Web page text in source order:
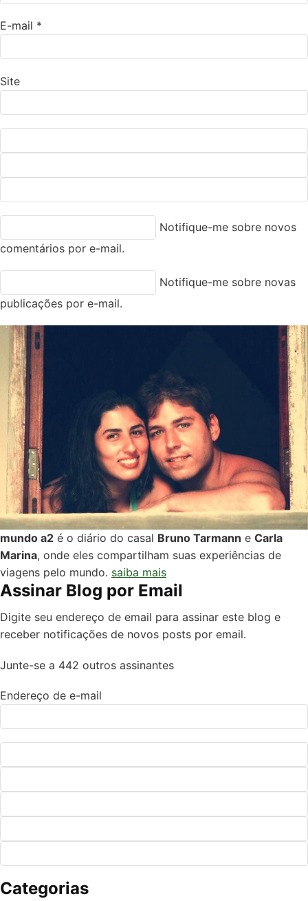
E-mail *
Site
Notifique-me sobre novos
comentários por e-mail.
Notifique-me sobre novas
publicações por e-mail.
mundo a2 é o diário do casal Bruno Tarmann e Carla
Marina, onde eles compartilham suas experiências de
viagens pelo mundo. saiba mais
Assinar Blog por Email
Digite seu endereço de email para assinar este blog e
receber notificações de novos posts por email.
Junte-se a 442 outros assinantes
Endereço de e-mail
Categorias